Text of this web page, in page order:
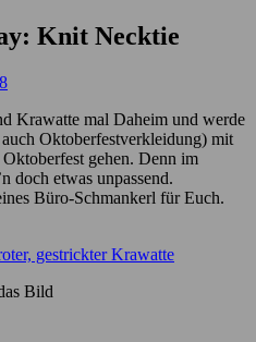
Knit Necktie
Krawatte mal Daheim und werde
Oktoberfestverkleidung) mit
gehen. Denn im
doch etwas unpassend.
Büro-Schmankerl für Euch.
Bild